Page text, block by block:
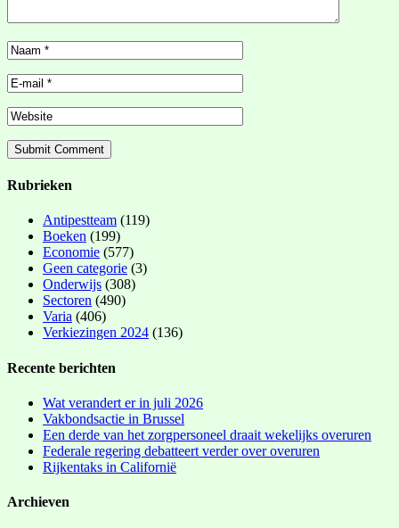
Rubrieken
Antipestteam (119)
Boeken (199)
Economie (577)
Geen categorie (3)
Onderwijs (308)
Sectoren (490)
Varia (406)
Verkiezingen 2024 (136)
Recente berichten
Wat verandert er in juli 2026
Vakbondsactie in Brussel
Een derde van het zorgpersoneel draait wekelijks overuren
Federale regering debatteert verder over overuren
Rijkentaks in Californië
Archieven